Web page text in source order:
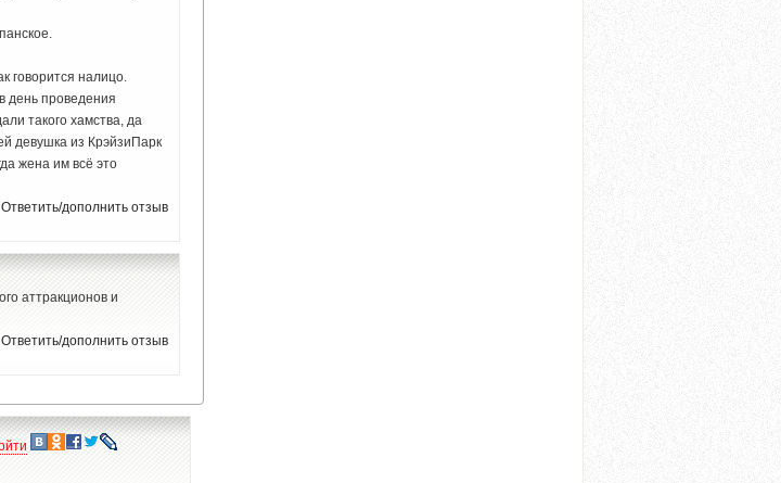
говорится налицо.
день проведения
такого хамства, да
девушка из КрэйзиПарк
жена им всё это
Ответить/дополнить отзыв
аттракционов и
Ответить/дополнить отзыв